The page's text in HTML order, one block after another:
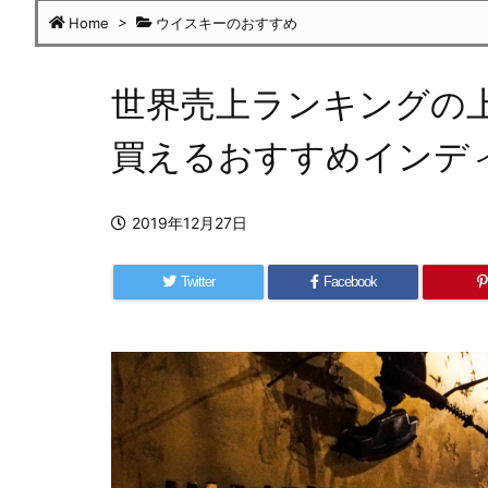
Home > ウイスキーのおすすめ
世界売上ランキングの
買えるおすすめインデ
2019年12月27日
Twitter Facebook